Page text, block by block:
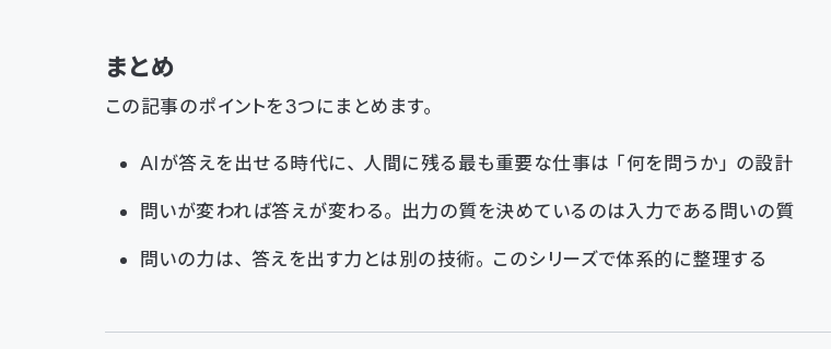
まとめ
この記事のポイントを3つにまとめます。
AIが答えを出せる時代に、人間に残る最も重要な仕事は「何を問うか」の設計
問いが変われば答えが変わる。出力の質を決めているのは入力である問いの質
問いの力は、答えを出す力とは別の技術。このシリーズで体系的に整理する